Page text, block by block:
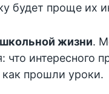
будет проще их
жизни.
что интересного
прошли уроки.